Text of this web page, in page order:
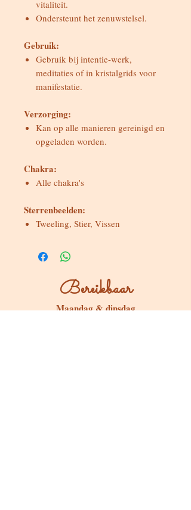
vitaliteit.
Ondersteunt het zenuwstelsel.
Gebruik:
Gebruik bij intentie-werk,
meditaties of in kristalgrids voor
manifestatie.
Verzorging:
Kan op alle manieren gereinigd en
opgeladen worden.
Chakra:
Alle chakra's
Sterrenbeelden:
Tweeling, Stier, Vissen
Bereikbaar
Maandag & dinsdag